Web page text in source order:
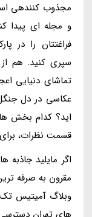
مجذوب کنندهی
و مجله ای پیدا
فراغتتان را در
سپری کنید. هم
تماشای دنیایی
عکاسی در دل
اید؟ کدام بخش
قسمت نظرات،
اگر مایلید جاذبه
مقرون به صرفه
وبلاگ آمیتیس تک